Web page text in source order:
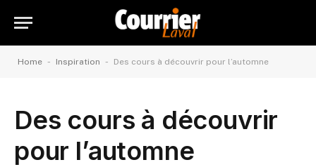
Home - Inspiration - Des cours à découvrir pour l’automne
Des cours à découvrir
pour l’automne